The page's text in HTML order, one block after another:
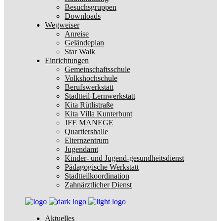
Besuchsgruppen
Downloads
Wegweiser
Anreise
Geländeplan
Star Walk
Einrichtungen
Gemeinschaftsschule
Volkshochschule
Berufswerkstatt
Stadtteil-Lernwerkstatt
Kita Rütlistraße
Kita Villa Kunterbunt
JFE MANEGE
Quartiershalle
Elternzentrum
Jugendamt
Kinder- und Jugend-gesundheitsdienst
Pädagogische Werkstatt
Stadtteilkoordination
Zahnärztlicher Dienst
Aktuelles